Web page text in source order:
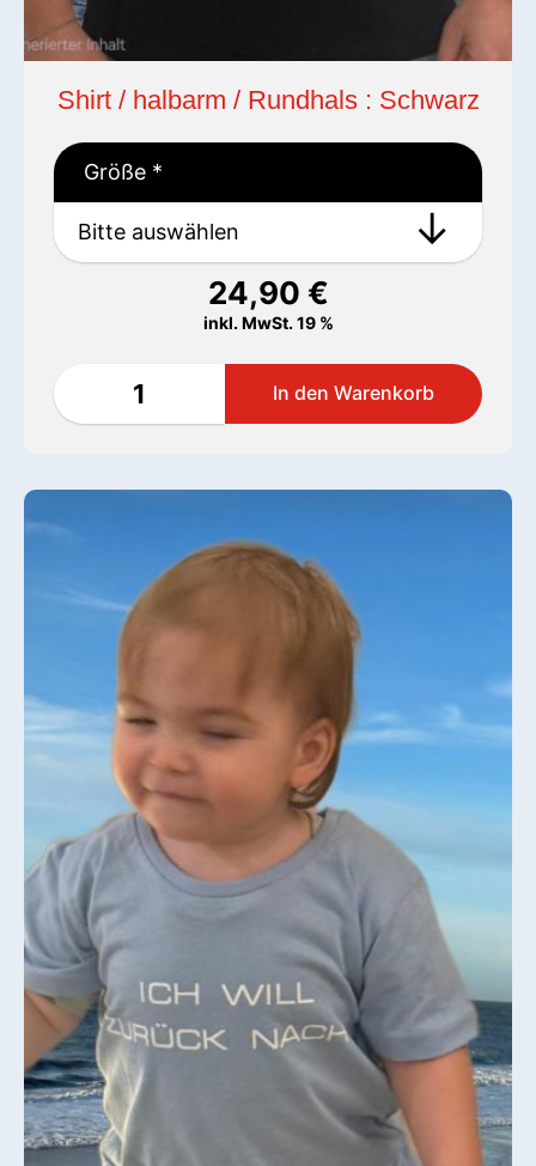
Shirt / halbarm / Rundhals : Schwarz
24,90 €
inkl. MwSt. 19 %
Größe *